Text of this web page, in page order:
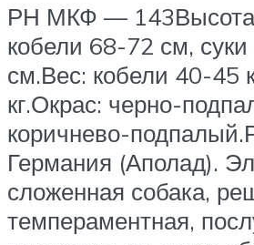
РН МКФ — 143Высота
кобели 68-72 см,
см.Вес: кобели 40-45
кг.Окрас: черно-
коричнево-
Германия (Аполад).
сложенная собака,
темпераментная,